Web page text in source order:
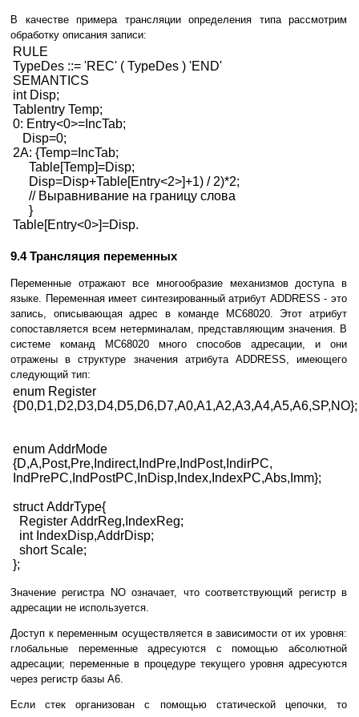
В качестве примера трансляции определения типа рассмотрим
обработку описания записи:
RULE
TypeDes ::= 'REC' ( TypeDes ) 'END'
SEMANTICS
int Disp;
Tablentry Temp;
0: Entry<0>=IncTab;
Disp=0;
2A: {Temp=IncTab;
Table[Temp]=Disp;
Disp=Disp+Table[Entry<2>]+1) / 2)*2;
// Выравнивание на границу слова
}
Table[Entry<0>]=Disp.
9.4 Трансляция переменных
Переменные отражают все многообразие механизмов доступа в
языке. Переменная имеет синтезированный атрибут ADDRESS - это
запись, описывающая адрес в команде МС68020. Этот атрибут
сопоставляется всем нетерминалам, представляющим значения. В
системе команд МС68020 много способов адресации, и они
отражены в структуре значения атрибута ADDRESS, имеющего
следующий тип:
enum Register
{D0,D1,D2,D3,D4,D5,D6,D7,A0,A1,A2,A3,A4,A5,A6,SP,NO};
enum AddrMode
{D,A,Post,Pre,Indirect,IndPre,IndPost,IndirPC,
IndPrePC,IndPostPC,InDisp,Index,IndexPC,Abs,Imm};
struct AddrType{
Register AddrReg,IndexReg;
int IndexDisp,AddrDisp;
short Scale;
};
Значение регистра NO означает, что соответствующий регистр в
адресации не используется.
Доступ к переменным осуществляется в зависимости от их уровня:
глобальные переменные адресуются с помощью абсолютной
адресации; переменные в процедуре текущего уровня адресуются
через регистр базы А6.
Если стек организован с помощью статической цепочки, то